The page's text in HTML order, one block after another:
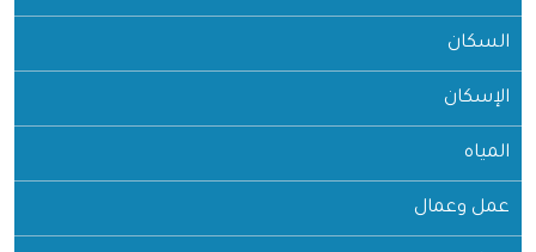
السكان
الإسكان
المياه
عمل وعمال